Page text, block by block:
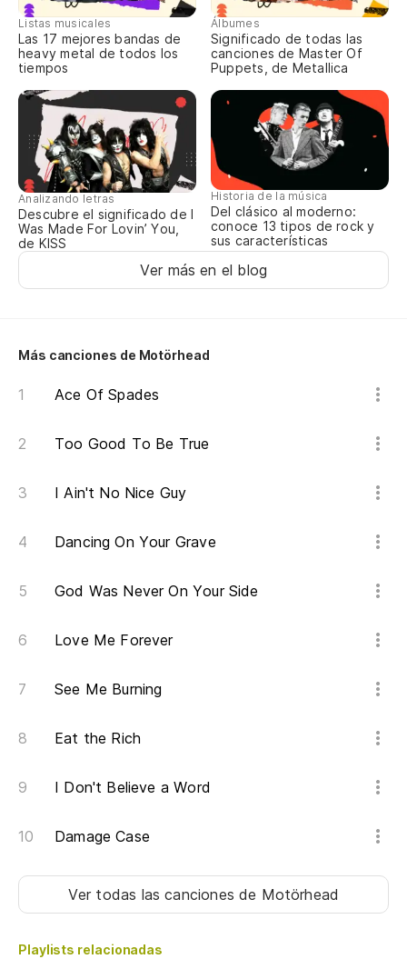
Listas musicales
Las 17 mejores bandas de
heavy metal de todos los
tiempos
Álbumes
Significado de todas las
canciones de Master Of
Puppets, de Metallica
Analizando letras
Descubre el significado de I
Was Made For Lovin’ You,
de KISS
Historia de la música
Del clásico al moderno:
conoce 13 tipos de rock y
sus características
Ver más en el blog
Más canciones de Motörhead
Ace Of Spades
Too Good To Be True
I Ain't No Nice Guy
Dancing On Your Grave
God Was Never On Your Side
Love Me Forever
See Me Burning
Eat the Rich
I Don't Believe a Word
Damage Case
Ver todas las cancionesde Motörhead
Playlists relacionadas